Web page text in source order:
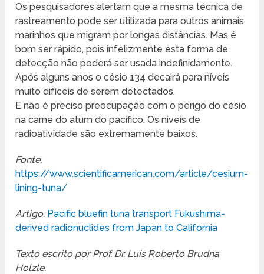
Os pesquisadores alertam que a mesma técnica de
rastreamento pode ser utilizada para outros animais
marinhos que migram por longas distâncias. Mas é
bom ser rápido, pois infelizmente esta forma de
detecção não poderá ser usada indefinidamente.
Após alguns anos o césio 134 decairá para níveis
muito difíceis de serem detectados.
E não é preciso preocupação com o perigo do césio
na carne do atum do pacífico. Os níveis de
radioatividade são extremamente baixos.
Fonte:
https://www.scientificamerican.com/article/cesium-
lining-tuna/
Artigo: Pacific bluefin tuna transport Fukushima-
derived radionuclides from Japan to California
Texto escrito por Prof. Dr. Luís Roberto Brudna
Holzle.